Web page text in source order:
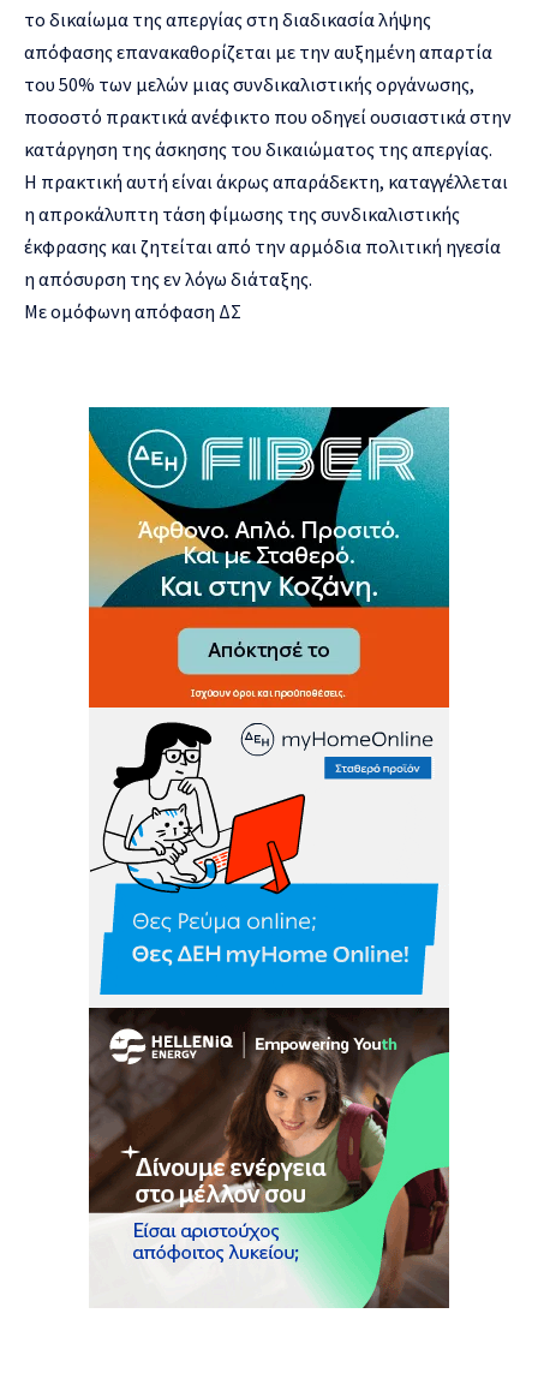
το δικαίωμα της απεργίας στη διαδικασία λήψης
απόφασης επανακαθορίζεται με την αυξημένη απαρτία
του 50% των μελών μιας συνδικαλιστικής οργάνωσης,
ποσοστό πρακτικά ανέφικτο που οδηγεί ουσιαστικά στην
κατάργηση της άσκησης του δικαιώματος της απεργίας.
Η πρακτική αυτή είναι άκρως απαράδεκτη, καταγγέλλεται
η απροκάλυπτη τάση φίμωσης της συνδικαλιστικής
έκφρασης και ζητείται από την αρμόδια πολιτική ηγεσία
η απόσυρση της εν λόγω διάταξης.
Με ομόφωνη απόφαση ΔΣ